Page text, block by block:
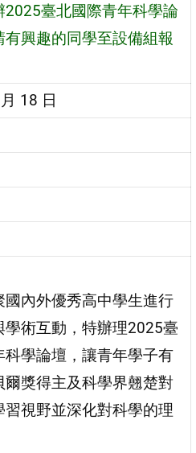
2025臺北國際青年科學論
有興趣的同學至設備組報
18 日
國內外優秀高中學生進行
學術互動，特辦理2025臺
科學論壇，讓青年學子有
爾獎得主及科學界翹楚對
習視野並深化對科學的理